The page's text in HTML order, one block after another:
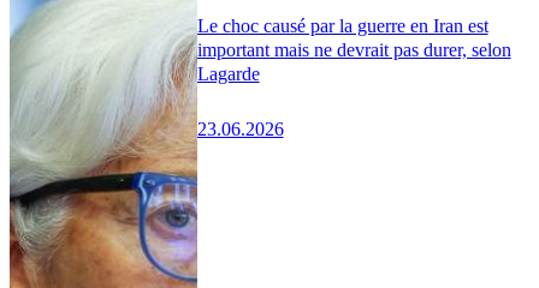
Le choc causé par la guerre en Iran est
important mais ne devrait pas durer, selon
Lagarde
23.06.2026